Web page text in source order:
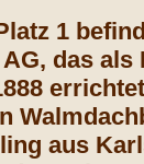
1
das
aus